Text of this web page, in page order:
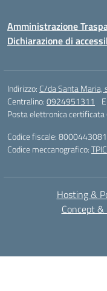
Amministrazione
Dichiarazione di
Indirizzo: C/da Santa Maria,
Centralino:0924951311
Posta elettronica certificata
Codice fiscale:
Codice meccanografico:
Hosting &
Concept